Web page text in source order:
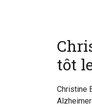
tôt
Christine